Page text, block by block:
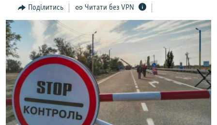
пошукуІНТЕРВ'Ю
ВСЕ ЗА ДЕНЬ
СПЕЦПРОЕКТИ
ДЕПОРТАЦІЯ
ВІДЕОУРОКИ «ELIFBE»
СВІДЧЕННЯ ОКУПАЦІЇ
УКРАЇНСЬКА ПРОБЛЕМА КРИМУ
ЯК ОБІЙТИ БЛОКУВАННЯ
Русский
Qırımtatar
Поділитись Читати без VPN